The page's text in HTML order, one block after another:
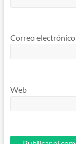
Correo electrónico
Web